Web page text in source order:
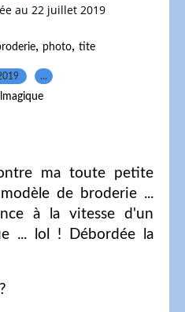
au 22 juillet 2019
, photo, tite
…
ma toute petite
de broderie ...
à la vitesse d'un
... lol ! Débordée la